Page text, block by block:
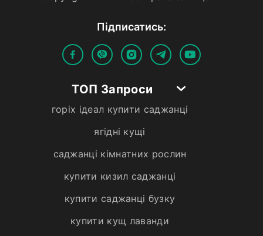
Пiдписатись:
ТОП Запроси
горіх ідеал купити саджанці
ягідні кущі
саджанці кімнатних рослин
купити кизил саджанці
купити саджанці бузку
купити кущ лаванди